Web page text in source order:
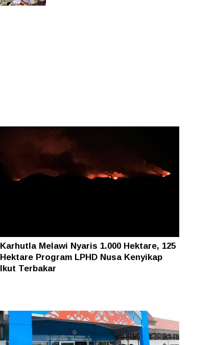
Karhutla Melawi Nyaris 1.000 Hektare, 125
Hektare Program LPHD Nusa Kenyikap
Ikut Terbakar